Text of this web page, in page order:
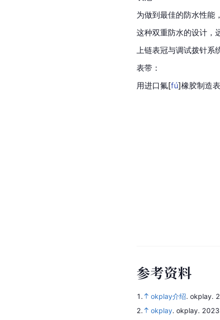
为做到最佳的防水性能
这种双重防水的设计，
上链表冠与调试拨针
表带：
用进口氟[fú]橡胶制造
参考资料
1. okplay介绍. okplay.
2.
okplay. okplay.